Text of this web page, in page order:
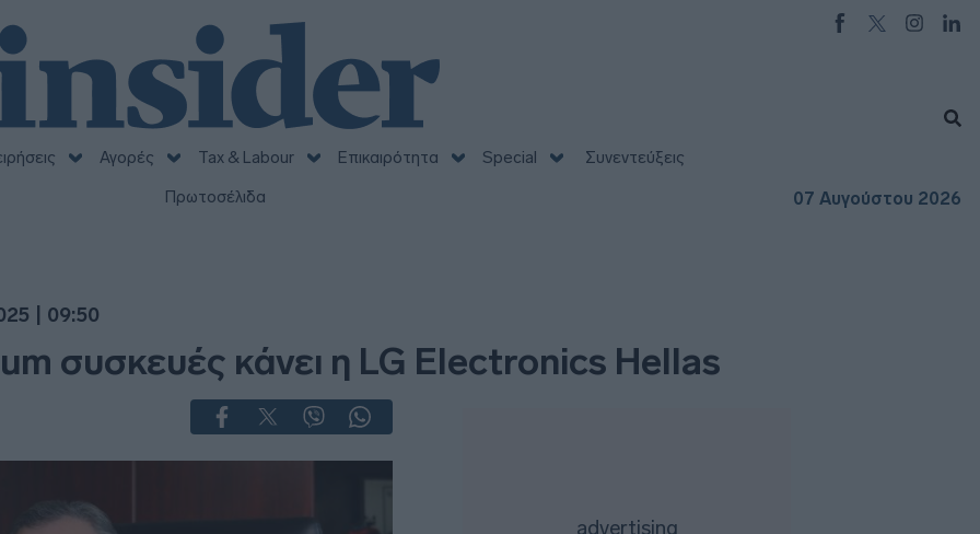
Αγορές Tax & Labour Επικαιρότητα Special
Συνεντεύξεις
Πρωτοσέλιδα
07 Αυγούστου 2026
| 09:50
συσκευές κάνει η LG Electronics Hellas